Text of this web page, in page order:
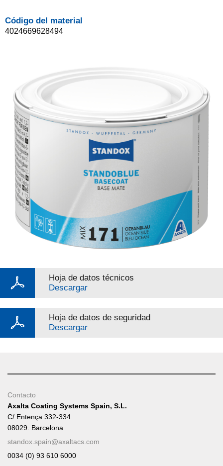
Código del material
4024669628494
Hoja de datos técnicos
Descargar
Hoja de datos de seguridad
Descargar
Contacto
Axalta Coating Systems Spain, S.L.
C/ Entença 332-334
08029. Barcelona
standox.spain@axaltacs.com
0034 (0) 93 610 6000